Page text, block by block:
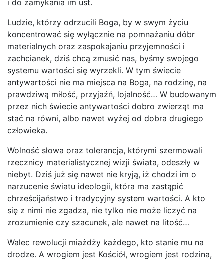
i do zamykania im ust.
Ludzie, którzy odrzucili Boga, by w swym życiu
koncentrować się wyłącznie na pomnażaniu dóbr
materialnych oraz zaspokajaniu przyjemności i
zachcianek, dziś chcą zmusić nas, byśmy swojego
systemu wartości się wyrzekli. W tym świecie
antywartości nie ma miejsca na Boga, na rodzinę, na
prawdziwą miłość, przyjaźń, lojalność… W budowanym
przez nich świecie antywartości dobro zwierząt ma
stać na równi, albo nawet wyżej od dobra drugiego
człowieka.
Wolność słowa oraz tolerancja, którymi szermowali
rzecznicy materialistycznej wizji świata, odeszły w
niebyt. Dziś już się nawet nie kryją, iż chodzi im o
narzucenie światu ideologii, która ma zastąpić
chrześcijaństwo i tradycyjny system wartości. A kto
się z nimi nie zgadza, nie tylko nie może liczyć na
zrozumienie czy szacunek, ale nawet na litość…
Walec rewolucji miażdży każdego, kto stanie mu na
drodze. A wrogiem jest Kościół, wrogiem jest rodzina,